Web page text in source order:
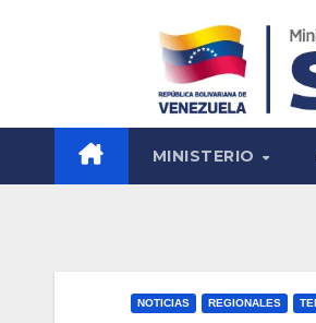
MINISTERIO
NOTICIAS REGIONALES